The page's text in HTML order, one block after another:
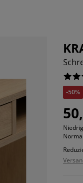
-50%
83.33333333333334%
8.333333333333332%